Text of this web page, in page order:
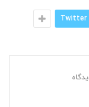
Twitter